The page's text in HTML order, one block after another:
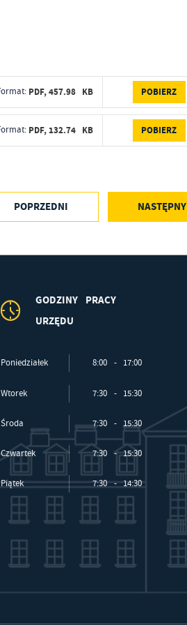
PDF,457.98 KB POBIERZ
PDF, 132.74 KB POBIERZ
POPRZEDNI NASTĘPNY
GODZINY PRACY
URZĘDU
Poniedziałek 8:00 - 17:00
Wtorek 7:30 - 15:30
Środa 7:30 - 15:30
Czwartek 7:30 - 15:30
Piątek 7:30 - 14:30
partnerami oraz innych dostawców
prezentujących nasze treści w
społecznościowych.